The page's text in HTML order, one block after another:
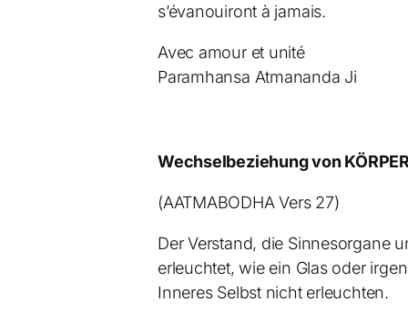
s’évanouiront à jamais.
Avec amour et unité
Paramhansa Atmananda Ji
Wechselbeziehung von
(AATMABODHA Vers 27)
Der Verstand, die Sinnesorgane
erleuchtet, wie ein Glas oder
Inneres Selbst nicht erleuchten.